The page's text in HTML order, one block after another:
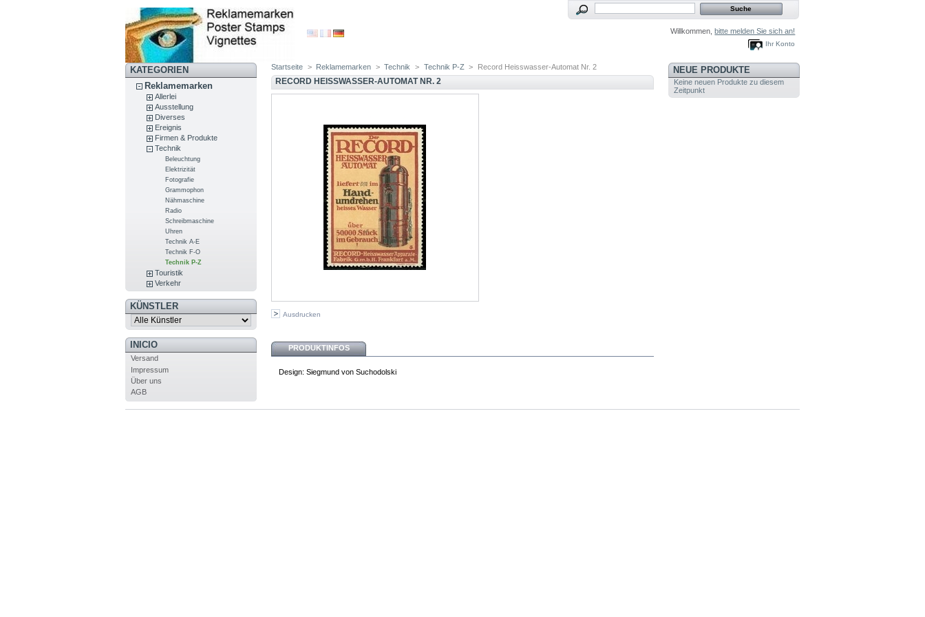
Willkommen,bitte melden Sie sich an!
Ihr Konto
KATEGORIEN
Reklamemarken
Allerlei
Ausstellung
Diverses
Ereignis
Firmen & Produkte
Technik
Beleuchtung
Elektrizität
Fotografie
Grammophon
Nähmaschine
Radio
Schreibmaschine
Uhren
Technik A-E
Technik F-O
Technik P-Z
Touristik
Verkehr
KÜNSTLER
INICIO
Versand
Impressum
Über uns
AGB
Startseite > Reklamemarken > Technik > Technik P-Z > Record Heisswasser-Automat Nr. 2
RECORD HEISSWASSER-AUTOMAT NR. 2
Ausdrucken
PRODUKTINFOS
Design: Siegmund von Suchodolski
NEUE PRODUKTE
Keine neuen Produkte zu diesem
Zeitpunkt